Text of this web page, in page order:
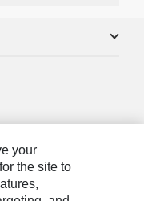
your
the site to